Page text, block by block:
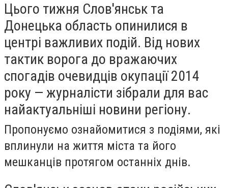
Цього тижня Слов'янськ та
Донецька область опинилися в
центрі важливих подій. Від нових
тактик ворога до вражаючих
спогадів очевидців окупації 2014
року — журналісти зібрали для вас
найактуальніші новини регіону.
Пропонуємо ознайомитися з подіями, які
вплинули на життя міста та його
мешканців протягом останніх днів.